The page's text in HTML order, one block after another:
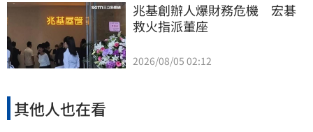
兆基創辦人爆財務危機　宏碁
救火指派董座
2026/08/05 02:12
其他人也在看